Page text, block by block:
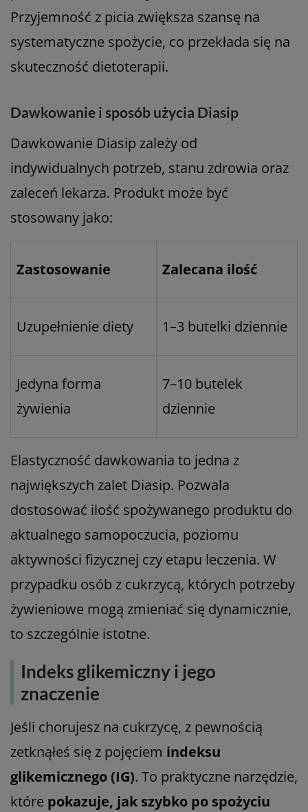
Przyjemność z picia zwiększa szansę na
systematyczne spożycie, co przekłada się na
skuteczność dietoterapii.
Dawkowanie i sposób użycia Diasip
Dawkowanie Diasip zależy od
indywidualnych potrzeb, stanu zdrowia oraz
zaleceń lekarza. Produkt może być
stosowany jako:
Zastosowanie Zalecana ilość
Uzupełnienie diety 1–3 butelki dziennie
Jedyna forma
żywienia
7–10 butelek
dziennie
Elastyczność dawkowania to jedna z
największych zalet Diasip. Pozwala
dostosować ilość spożywanego produktu do
aktualnego samopoczucia, poziomu
aktywności fizycznej czy etapu leczenia. W
przypadku osób z cukrzycą, których potrzeby
żywieniowe mogą zmieniać się dynamicznie,
to szczególnie istotne.
Indeks glikemiczny i jego
znaczenie
Jeśli chorujesz na cukrzycę, z pewnością
zetknąłeś się z pojęciem indeksu
glikemicznego (IG). To praktyczne narzędzie,
które pokazuje, jak szybko po spożyciu